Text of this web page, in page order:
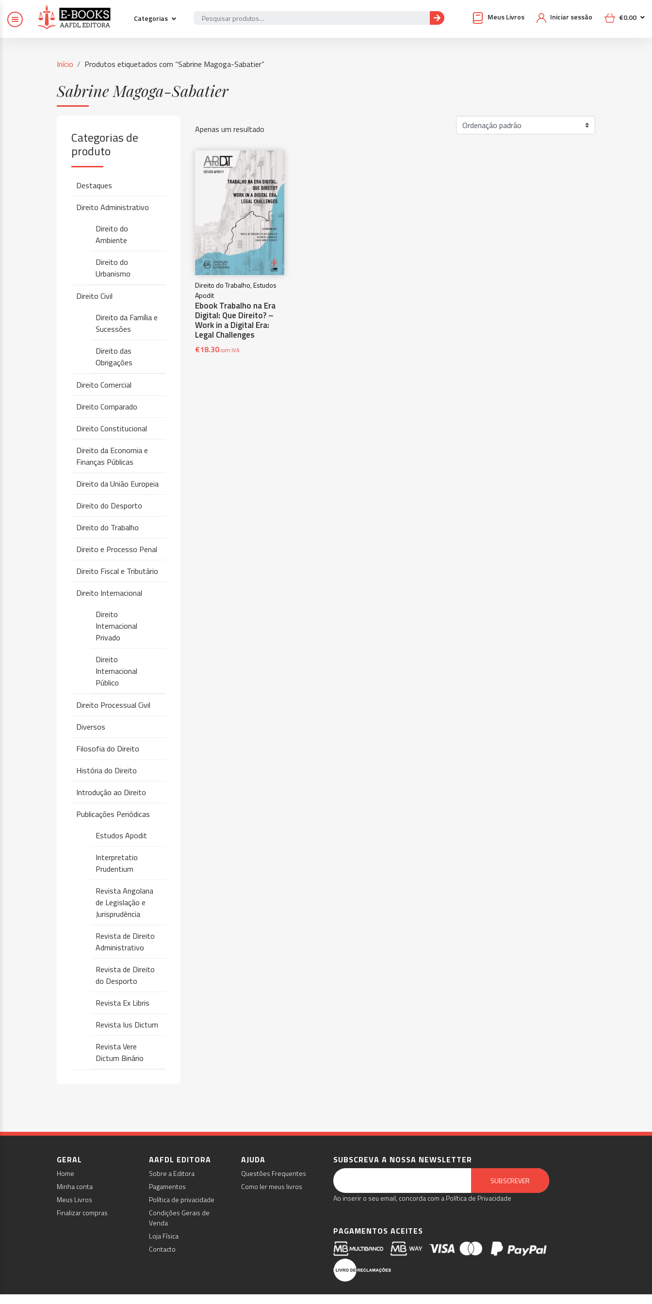
Categorias Meus Livros Iniciar sessão €0.00
Início Produtos etiquetados com “Sabrine Magoga-Sabatier”
Sabrine Magoga-Sabatier
Categorias de
produto
Destaques
Direito Administrativo
Direito do
Ambiente
Direito do
Urbanismo
Direito Civil
Direito da Família e
Sucessões
Direito das
Obrigações
Direito Comercial
Direito Comparado
Direito Constitucional
Direito da Economia e
Finanças Públicas
Direito da União Europeia
Direito do Desporto
Direito do Trabalho
Direito e Processo Penal
Direito Fiscal e Tributário
Direito Internacional
Direito
Internacional
Privado
Direito
Internacional
Público
Direito Processual Civil
Diversos
Filosofia do Direito
História do Direito
Introdução ao Direito
Publicações Periódicas
Estudos Apodit
Interpretatio
Prudentium
Revista Angolana
de Legislação e
Jurisprudência
Revista de Direito
Administrativo
Revista de Direito
do Desporto
Revista Ex Libris
Revista Ius Dictum
Revista Vere
Dictum Binário
Apenas um resultado
Direito do Trabalho, Estudos
Apodit
Ebook Trabalho na Era
Digital: Que Direito? –
Work in a Digital Era:
Legal Challenges
€18.30com IVA
GERAL
Home
Minha conta
Meus Livros
Finalizar compras
AAFDL EDITORA
Sobre a Editora
Pagamentos
Política de privacidade
Condições Gerais de
Venda
Loja Física
Contacto
AJUDA
Questões Frequentes
Como ler meus livros
SUBSCREVA A NOSSA NEWSLETTER
SUBSCREVER
Email Marketing by E-goi
Ao inserir o seu email, concorda com a Política de Privacidade
PAGAMENTOS ACEITES